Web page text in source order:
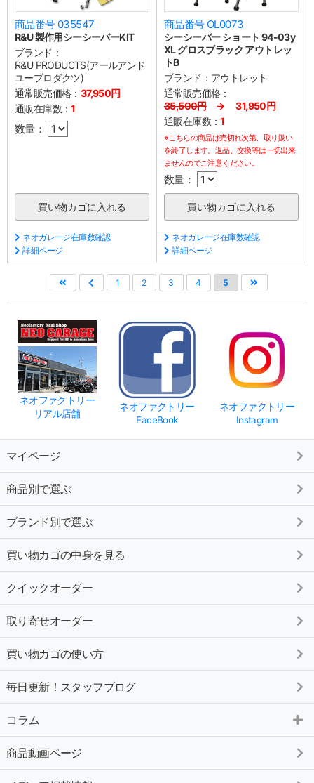
商品番号 035547
R&U 製作用シーシーバーKIT
ブランド：
R&U PRODUCTS(アールアンド
ユープロダクツ)
通常販売価格： 37,950円
通販在庫数：1
数量：
ネオガレージ在庫数確認
詳細ページ
商品番号 OL0073
シーシーバー ショート 94-03y
XL グロスブラック アウトレッ
トB
ブランド： アウトレット
通常販売価格：
35,500円→ 31,950円
通販在庫数：1
※こちらの商品は売切れ次第、取り扱い
を終了します。返品、交換等は一切出来
ませんのでご注意ください。
数量：
ネオガレージ在庫数確認
詳細ページ
1 2 3 4 5
ネオファクトリー
リアル店舗
ネオファクトリー
FaceBook
ネオファクトリー
Instagram
マイページ
商品別で選ぶ
ブランド別で選ぶ
買い物カゴの中身を見る
クイックオーダー
取り寄せオーダー
買い物カゴの使い方
毎日更新！スタッフブログ
コラム
商品動画ページ